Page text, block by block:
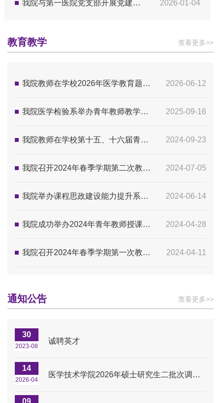
2026-01-04
我院与第一医院党支部开展党建联学共建活动
教育教学 查看更多>>
2026-06-12
我院教师在学校2026年医学教育题库命题创新大赛中荣获佳绩
2025-09-16
我院医学检验系举办青年教师教学能力提升系列活动
2024-09-23
我院教师在学校第十五、十六届青年教师授课竞赛中取得优秀成绩
2024-07-05
我院召开2024年春季学期第二次教学工作会议暨本科教育教学审核评估自评改进阶段工作会议
2024-06-14
我院举办课程思政建设能力提升系列讲座
2024-04-28
我院成功举办2024年青年教师授课竞赛
2024-04-11
我院召开2024年春季学期第一次教学工作会议
通知公告 查看更多>>
30
2023-08
诚聘英才
14
2026-04
医学技术学院2026年硕士研究生二批次调剂复试资格审核、专业课笔试和面试安排